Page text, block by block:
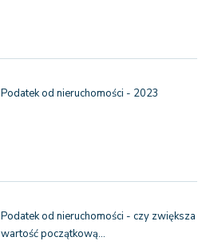
Podatek od nieruchomości - 2023
Podatek od nieruchomości - czy zwiększa
wartość początkową…